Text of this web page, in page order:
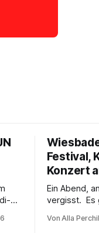
Festival,
Konzert
Ein Abend,
vergisst. Es gibt Musik, die unterhält. Es
Musik, nach
Von Alla